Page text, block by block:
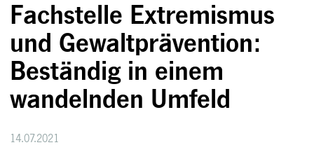
Fachstelle Extremismus
und Gewaltprävention:
Beständig in einem
wandelnden Umfeld
14.07.2021